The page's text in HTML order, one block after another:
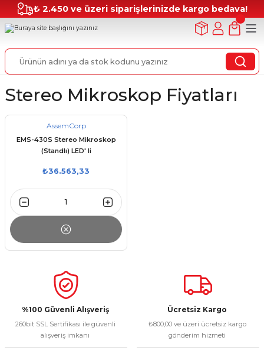
₺ 2.450 ve üzeri siparişlerinizde kargo bedava!
Stereo Mikroskop Fiyatları
AssemCorp
EMS-430S Stereo Mikroskop
(Standlı) LED' li
₺36.563,33
%100 Güvenli Alışveriş
260bit SSL Sertifikası ile güvenli
alışveriş imkanı
Ücretsiz Kargo
₺800,00 ve üzeri ücretsiz kargo
gönderim hizmeti